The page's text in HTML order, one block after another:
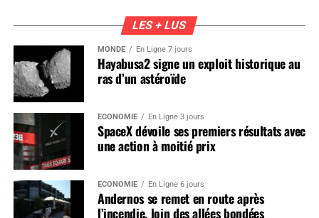
LES + LUS
MONDE En Ligne 7 jours
Hayabusa2 signe un exploit historique au
ras d’un astéroïde
ÉCONOMIE En Ligne 3 jours
SpaceX dévoile ses premiers résultats avec
une action à moitié prix
ÉCONOMIE En Ligne 6 jours
Andernos se remet en route après
l’incendie, loin des allées bondées